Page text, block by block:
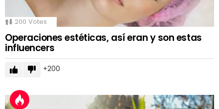
200 Votes
Operaciones estéticas, así eran y son estas
influencers
200